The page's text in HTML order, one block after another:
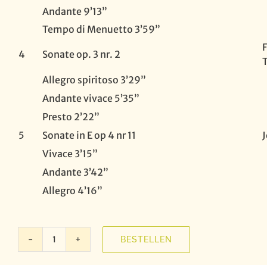
Andante 9’13”
Tempo di Menuetto 3’59”
4 Sonate op. 3 nr. 2
Allegro spiritoso 3’29”
Andante vivace 5’35”
Presto 2’22”
5
Sonate in E op 4 nr 11
Vivace 3’15”
Andante 3’42”
Allegro 4’16”
Muizel
BESTELLEN